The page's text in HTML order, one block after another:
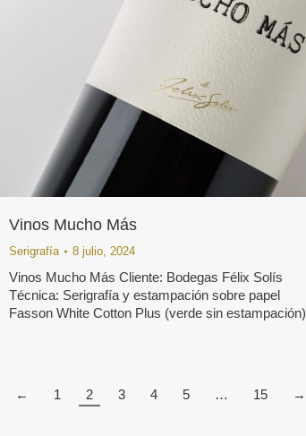
Vinos Mucho Más
Serigrafía 8 julio, 2024
Vinos Mucho Más Cliente: Bodegas Félix Solís
Técnica: Serigrafía y estampación sobre papel
Fasson White Cotton Plus (verde sin estampación)
← 1 2 3 4 5 … 15 →